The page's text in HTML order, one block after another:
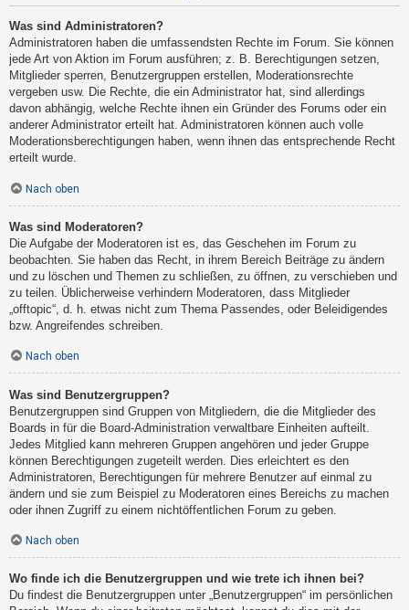
Was sind Administratoren?
Administratoren haben die umfassendsten Rechte im Forum. Sie können
jede Art von Aktion im Forum ausführen; z. B. Berechtigungen setzen,
Mitglieder sperren, Benutzergruppen erstellen, Moderationsrechte
vergeben usw. Die Rechte, die ein Administrator hat, sind allerdings
davon abhängig, welche Rechte ihnen ein Gründer des Forums oder ein
anderer Administrator erteilt hat. Administratoren können auch volle
Moderationsberechtigungen haben, wenn ihnen das entsprechende Recht
erteilt wurde.
Nach oben
Was sind Moderatoren?
Die Aufgabe der Moderatoren ist es, das Geschehen im Forum zu
beobachten. Sie haben das Recht, in ihrem Bereich Beiträge zu ändern
und zu löschen und Themen zu schließen, zu öffnen, zu verschieben und
zu teilen. Üblicherweise verhindern Moderatoren, dass Mitglieder
„offtopic“, d. h. etwas nicht zum Thema Passendes, oder Beleidigendes
bzw. Angreifendes schreiben.
Nach oben
Was sind Benutzergruppen?
Benutzergruppen sind Gruppen von Mitgliedern, die die Mitglieder des
Boards in für die Board-Administration verwaltbare Einheiten aufteilt.
Jedes Mitglied kann mehreren Gruppen angehören und jeder Gruppe
können Berechtigungen zugeteilt werden. Dies erleichtert es den
Administratoren, Berechtigungen für mehrere Benutzer auf einmal zu
ändern und sie zum Beispiel zu Moderatoren eines Bereichs zu machen
oder ihnen Zugriff zu einem nichtöffentlichen Forum zu geben.
Nach oben
Wo finde ich die Benutzergruppen und wie trete ich ihnen bei?
Du findest die Benutzergruppen unter „Benutzergruppen“ im persönlichen